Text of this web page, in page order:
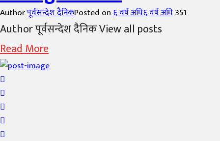
Authorपूर्वसन्देश दैनिकPosted on६ वर्ष अघि६ वर्ष अघि351
Author पूर्वसन्देश दैनिक View all posts
Read More